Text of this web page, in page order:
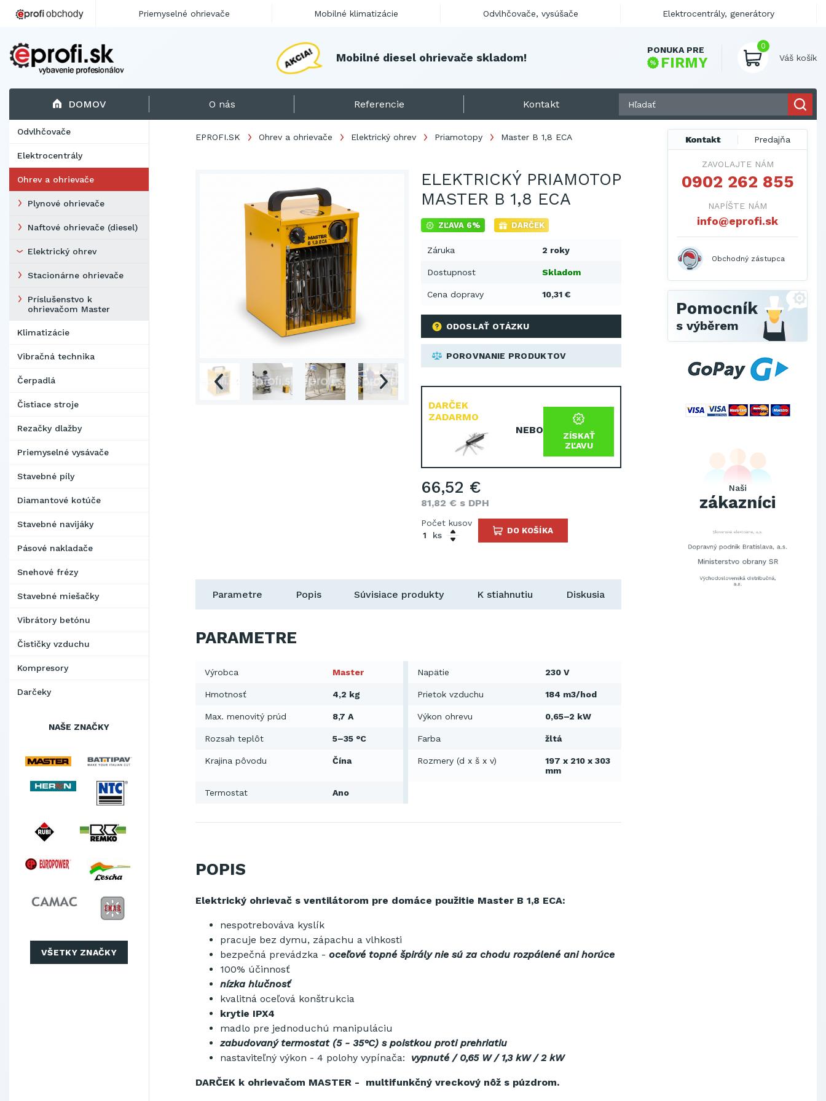
Mobilné diesel ohrievače skladom!
PONUKA PRE
FIRMY
0
Váš košík
DOMOV O nás Referencie Kontakt
Odvlhčovače
Elektrocentrály
Ohrev a ohrievače
Plynové ohrievače
Naftové ohrievače (diesel)
Elektrický ohrev
Stacionárne ohrievače
Príslušenstvo k
ohrievačom Master
Klimatizácie
Vibračná technika
Čerpadlá
Čistiace stroje
Rezačky dlažby
Priemyselné vysávače
Stavebné píly
Diamantové kotúče
Stavebné navijáky
Pásové nakladače
Snehové frézy
Stavebné miešačky
Vibrátory betónu
Čističky vzduchu
Kompresory
Darčeky
NAŠE ZNAČKY
VŠETKY ZNAČKY
EPROFI.SK Ohrev a ohrievače Elektrický ohrev Priamotopy Master B 1,8 ECA
ELEKTRICKÝ PRIAMOTOP
MASTER B 1,8 ECA
ZĽAVA 6% DARČEK
Záruka 2 roky
Dostupnost Skladom
Cena dopravy 10,31 €
ODOSLAŤ OTÁZKU
POROVNANIE PRODUKTOV
DARČEK
ZADARMO
NEBO
ZÍSKAŤ
ZĽAVU
66,52 €
81,82 € s DPH
Počet kusov
ks
DO KOŠÍKA
Parametre Popis Súvisiace produkty K stiahnutiu Diskusia
PARAMETRE
Výrobca Master Napätie 230 V
Hmotnosť 4,2 kg Prietok vzduchu 184 m3/hod
Max. menovitý prúd 8,7 A Výkon ohrevu 0,65–2 kW
Rozsah teplôt 5–35 °C Farba žltá
Krajina pôvodu Čína Rozmery (d x š x v)
197 x 210 x 303
mm
Termostat Ano
POPIS
Elektrický ohrievač s ventilátorom pre domáce použitie Master B 1,8 ECA:
nespotrebováva kyslík
pracuje bez dymu, zápachu a vlhkosti
bezpečná prevádzka - oceľové topné špirály nie sú za chodu rozpálené ani horúce
100% účinnosť
nízka hlučnosť
kvalitná oceľová konštrukcia
krytie IPX4
madlo pre jednoduchú manipuláciu
zabudovaný termostat (5 - 35°C) s poistkou proti prehriatiu
nastaviteľný výkon - 4 polohy vypínača: vypnuté / 0,65 W / 1,3 kW / 2 kW
DARČEK k ohrievačom MASTER - multifunkčný vreckový nôž s púzdrom.
Kontakt Predajňa
ZAVOLAJTE NÁM
0902 262 855
NAPÍŠTE NÁM
info@eprofi.sk
Obchodný zástupca
Pomocník
s výběrem
Naši
zákazníci
Tatry Mountains Resorts, a.s.
Výskumný ústav chemických
OBAL-SERVIS, a.s. Košice
Prievidzské pekárne a cukrárne
Ministerstvo obrany SR
a.s.
Priemyselné ohrievače Mobilné klimatizácie Odvlhčovače, vysúšače Elektrocentrály, generátory